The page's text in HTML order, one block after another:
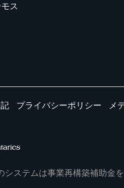
ス
プライバシーポリシー メ
ステムは事業再構築補助金を